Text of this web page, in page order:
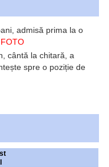
admisă prima la o
FOTO
cântă la chitară, a
spre o poziție de